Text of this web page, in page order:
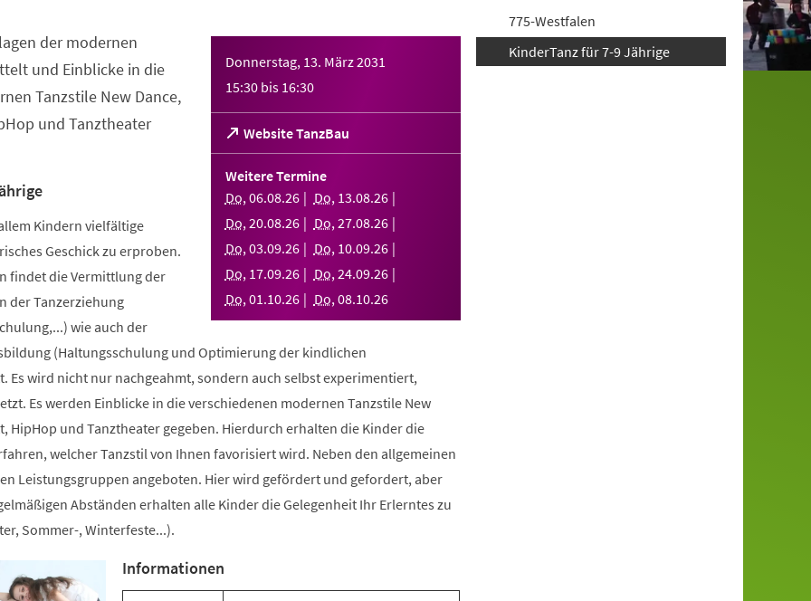
Donnerstag, 13. März 2031
15:30 bis 16:30
Website TanzBau
(Öffnet
in
einem
Tab)
Weitere Termine
Do,06.08.26 Do, 13.08.26
Do,20.08.26 Do,27.08.26
Do,03.09.26 Do, 10.09.26
Do, 17.09.26 Do,24.09.26
Do,01.10.26 Do,08.10.26
der modernen
und Einblicke in die
Tanzstile New Dance,
und Tanztheater
Kindern vielfältige
Geschick zu erproben.
findet die Vermittlung der
der Tanzerziehung
wie auch der
(Haltungsschulung und Optimierung der kindlichen
Es wird nicht nur nachgeahmt, sondern auch selbst experimentiert,
Es werden Einblicke in die verschiedenen modernen Tanzstile New
HipHop und Tanztheater gegeben. Hierdurch erhalten die Kinder die
welcher Tanzstil von Ihnen favorisiert wird. Neben den allgemeinen
Leistungsgruppen angeboten. Hier wird gefördert und gefordert, aber
Abständen erhalten alle Kinder die Gelegenheit Ihr Erlerntes zu
Sommer-, Winterfeste...).
Informationen
775-Westfalen
KinderTanz für 7-9 Jährige